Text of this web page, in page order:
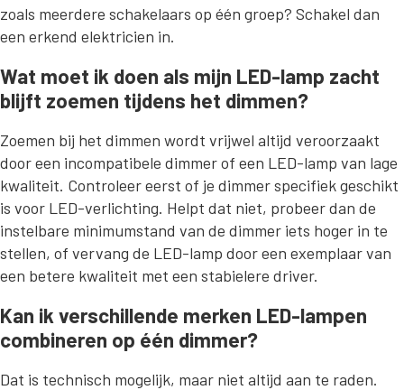
zoals meerdere schakelaars op één groep? Schakel dan
een erkend elektricien in.
Wat moet ik doen als mijn LED-lamp zacht
blijft zoemen tijdens het dimmen?
Zoemen bij het dimmen wordt vrijwel altijd veroorzaakt
door een incompatibele dimmer of een LED-lamp van lage
kwaliteit. Controleer eerst of je dimmer specifiek geschikt
is voor LED-verlichting. Helpt dat niet, probeer dan de
instelbare minimumstand van de dimmer iets hoger in te
stellen, of vervang de LED-lamp door een exemplaar van
een betere kwaliteit met een stabielere driver.
Kan ik verschillende merken LED-lampen
combineren op één dimmer?
Dat is technisch mogelijk, maar niet altijd aan te raden.